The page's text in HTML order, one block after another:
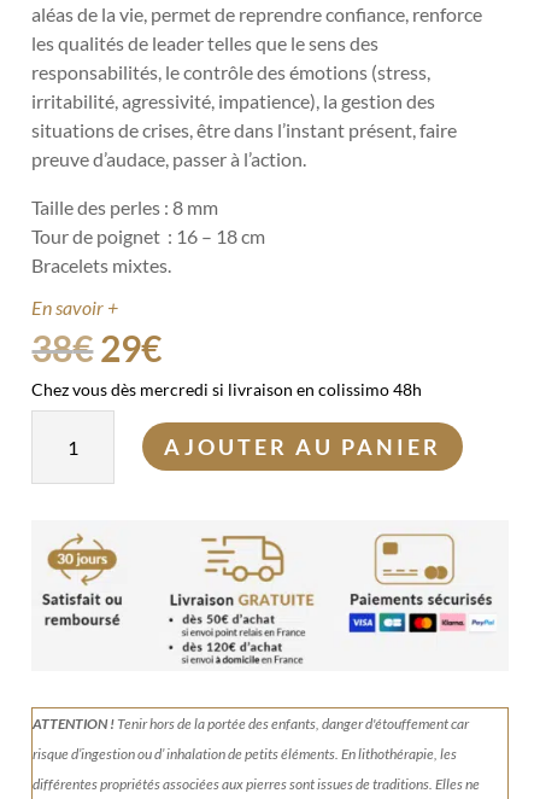
aléas de la vie, permet de reprendre confiance, renforce
les qualités de leader telles que le sens des
responsabilités, le contrôle des émotions (stress,
irritabilité, agressivité, impatience), la gestion des
situations de crises, être dans l’instant présent, faire
preuve d’audace, passer à l’action.
Taille des perles : 8 mm
Tour de poignet : 16 – 18 cm
Bracelets mixtes.
En savoir +
38€Le
prix
initial
était :
38€.
29€Le
prix
actuel
est :
29€.
Chez vous dès mercredi si livraison en colissimo 48h
Duo
AJOUTER AU PANIER
ATTENTION !Tenirhors de la portée des enfants, danger d'étouffement car
risque d’ingestion ou d’ inhalation de petits éléments.En lithothérapie, les
différentes propriétés associées aux pierres sont issues de traditions. Elles ne